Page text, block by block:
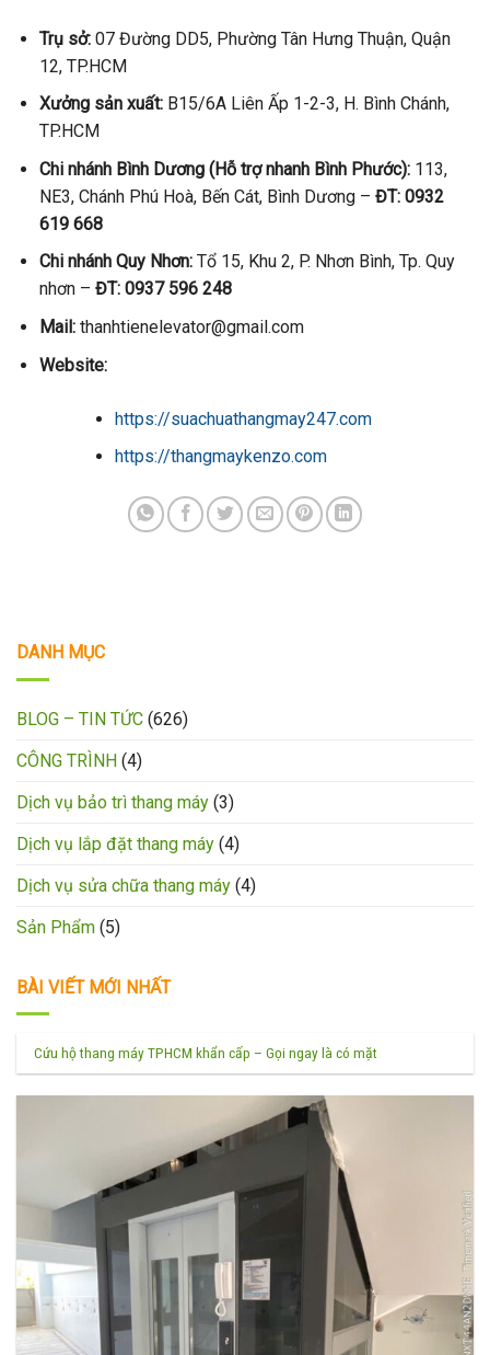
Trụ sở:07 Đường DD5, Phường Tân Hưng Thuận, Quận
12, TP.HCM
Xưởng sản xuất:B15/6A Liên Ấp 1-2-3, H. Bình Chánh,
TP.HCM
Chi nhánh Bình Dương (Hỗ trợ nhanh Bình Phước):113,
NE3, Chánh Phú Hoà, Bến Cát, Bình Dương – ĐT: 0932
619 668
Chi nhánh Quy Nhơn:Tổ 15, Khu 2, P. Nhơn Bình, Tp. Quy
nhơn – ĐT: 0937 596 248
Mail:thanhtienelevator@gmail.com
Website:
https://suachuathangmay247.com
https://thangmaykenzo.com
DANH MỤC
BLOG – TIN TỨC (626)
CÔNG TRÌNH (4)
Dịch vụ bảo trì thang máy (3)
Dịch vụ lắp đặt thang máy (4)
Dịch vụ sửa chữa thang máy (4)
Sản Phẩm (5)
BÀI VIẾT MỚI NHẤT
Cứu hộ thang máy TPHCM khẩn cấp – Gọi ngay là có mặt